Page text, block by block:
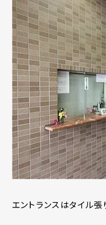
エントランスはタイル張